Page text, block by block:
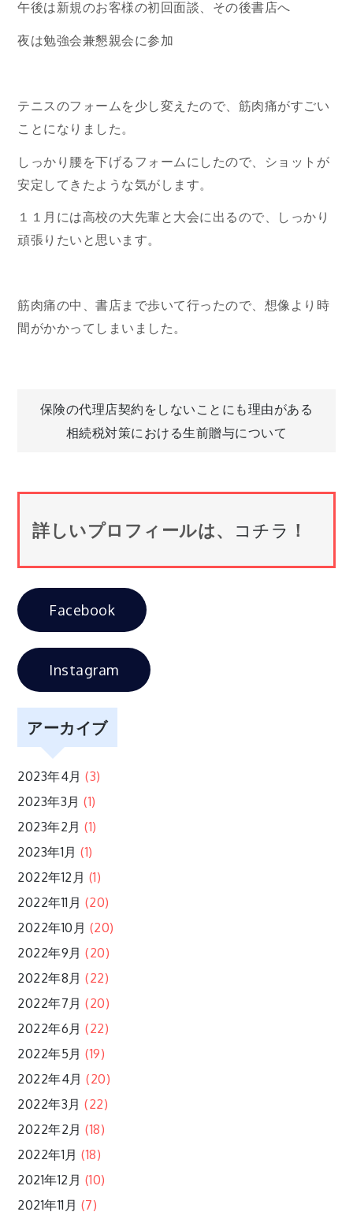
午後は新規のお客様の初回面談、その後書店へ
夜は勉強会兼懇親会に参加
テニスのフォームを少し変えたので、筋肉痛がすごい
ことになりました。
しっかり腰を下げるフォームにしたので、ショットが
安定してきたような気がします。
１１月には高校の大先輩と大会に出るので、しっかり
頑張りたいと思います。
筋肉痛の中、書店まで歩いて行ったので、想像より時
間がかかってしまいました。
投
ナ
ビ
ゲ
ー
シ
ョ
ン
保険の代理店契約をしないことにも理由がある
相続税対策における生前贈与について
詳しいプロフィールは、 コチラ ！
Facebook
Instagram
アーカイブ
2023年4月 (3)
2023年3月 (1)
2023年2月 (1)
2023年1月 (1)
2022年12月 (1)
2022年11月 (20)
2022年10月 (20)
2022年9月 (20)
2022年8月 (22)
2022年7月 (20)
2022年6月 (22)
2022年5月 (19)
2022年4月 (20)
2022年3月 (22)
2022年2月 (18)
2022年1月 (18)
2021年12月 (10)
2021年11月 (7)